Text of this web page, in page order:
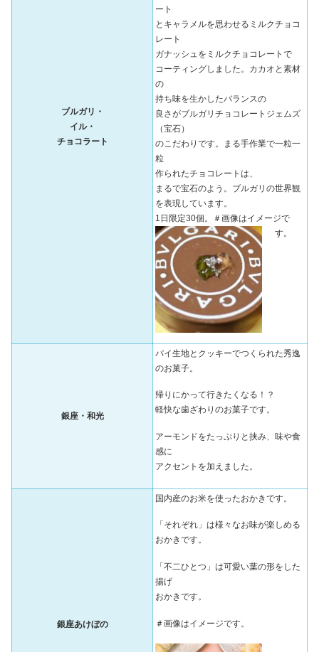
ブルガリ・
イル・
チョコラート
ート
とキャラメルを思わせるミルクチョコ
レート
ガナッシュをミルクチョコレートで
コーティングしました。カカオと素材
の
持ち味を生かしたバランスの
良さがブルガリチョコレートジェムズ
（宝石）
のこだわりです。まる手作業で一粒一
粒
作られたチョコレートは、
まるで宝石のよう。ブルガリの世界観
を表現しています。
1日限定30個。＃画像はイメージで
す。
銀座・和光
パイ生地とクッキーでつくられた秀逸
のお菓子。
帰りにかって行きたくなる！？
軽快な歯ざわりのお菓子です。
アーモンドをたっぷりと挟み、味や食
感に
アクセントを加えました。
銀座あけぼの
国内産のお米を使ったおかきです。
「それぞれ」は様々なお味が楽しめる
おかきです。
「不二ひとつ」は可愛い葉の形をした
揚げ
おかきです。
＃画像はイメージです。